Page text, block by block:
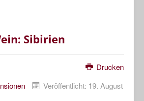
Sibirien
Drucken
Veröffentlicht: 19. August